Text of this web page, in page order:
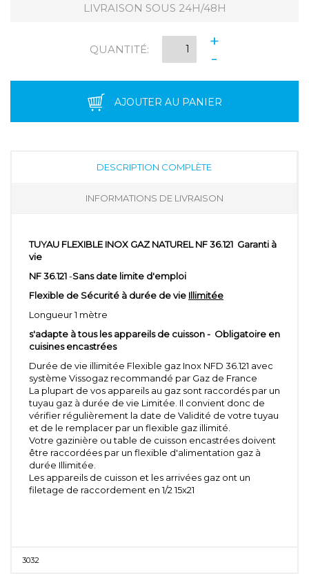
LIVRAISON SOUS 24H/48H
QUANTITÉ:
+
-
AJOUTER AU PANIER
DESCRIPTION COMPLÈTE
INFORMATIONS DE LIVRAISON
TUYAU FLEXIBLE INOX GAZ NATURELNF 36.121 Garanti à
vie
NF 36.121-Sans date limite d'emploi
Flexible de Sécurité à durée de vie Illimitée
Longueur 1 mètre
s'adapte à tous les appareils de cuisson - Obligatoire en
cuisines encastrées
Durée de vie illimitée Flexible gaz Inox NFD 36.121 avec
système Vissogaz recommandé par Gaz de France
La plupart de vos appareils au gaz sont raccordés par un
tuyau gaz à durée de vie Limitée. Il convient donc de
vérifier régulièrement la date de Validité de votre tuyau
et de le remplacer par un flexible gaz illimité.
Votre gazinière ou table de cuisson encastrées doivent
être raccordées par un flexible d'alimentation gaz à
durée Illimitée.
Les appareils de cuisson et les arrivées gaz ont un
filetage de raccordement en 1/2 15x21
3032